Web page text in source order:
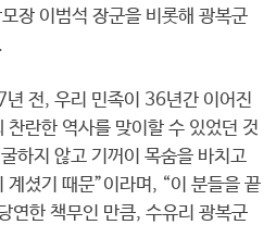
장 이범석 장군을 비롯해 광복군
전, 우리 민족이 36년간 이어진
란한 역사를 맞이할 수 있었던 것
하지 않고 기꺼이 목숨을 바치고
계셨기 때문”이라며, “이 분들을 끝
연한 책무인 만큼, 수유리 광복군